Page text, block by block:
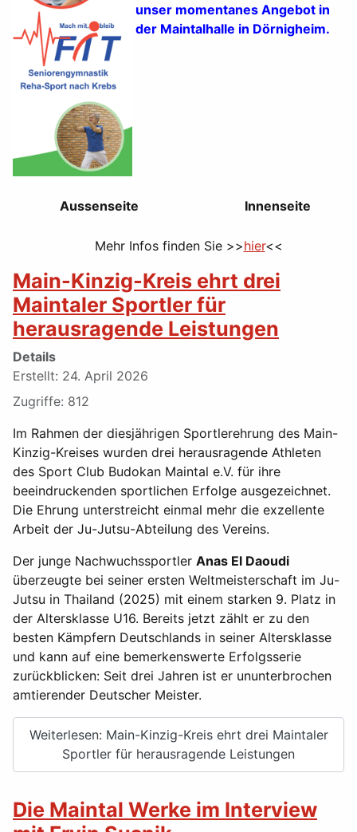
unser momentanes Angebot in
der Maintalhalle in Dörnigheim.
Aussenseite Innenseite
Mehr Infos finden Sie >>hier<<
Main-Kinzig-Kreis ehrt drei
Maintaler Sportler für
herausragende Leistungen
Details
Erstellt: 24. April 2026
Zugriffe: 812
Im Rahmen der diesjährigen Sportlerehrung des Main-
Kinzig-Kreises wurden drei herausragende Athleten
des Sport Club Budokan Maintal e.V. für ihre
beeindruckenden sportlichen Erfolge ausgezeichnet.
Die Ehrung unterstreicht einmal mehr die exzellente
Arbeit der Ju-Jutsu-Abteilung des Vereins.
Der junge Nachwuchssportler Anas El Daoudi
überzeugte bei seiner ersten Weltmeisterschaft im Ju-
Jutsu in Thailand (2025) mit einem starken 9. Platz in
der Altersklasse U16. Bereits jetzt zählt er zu den
besten Kämpfern Deutschlands in seiner Altersklasse
und kann auf eine bemerkenswerte Erfolgsserie
zurückblicken: Seit drei Jahren ist er ununterbrochen
amtierender Deutscher Meister.
Weiterlesen: Main-Kinzig-Kreis ehrt drei Maintaler
Sportler für herausragende Leistungen
Die Maintal Werke im Interview